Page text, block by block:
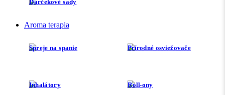
Darčekové sady
Aroma terapia
Spreje na spanie Prírodné osviežovače
Inhalátory Roll-ony